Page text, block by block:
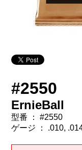
#2550
ErnieBall
型番 ： #2550
ゲージ ： .010,